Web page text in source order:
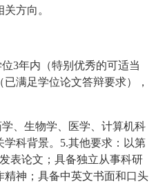
方向。
3年内（特别优秀的可适当
满足学位论文答辩要求），
、生物学、医学、计算机科
科背景。5.其他要求：以第
表论文；具备独立从事科研
精神；具备中英文书面和口头